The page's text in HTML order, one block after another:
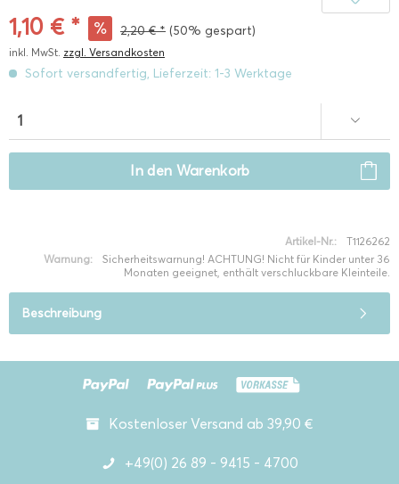
1,10 € * 2,20 € * (50% gespart)
inkl. MwSt. zzgl. Versandkosten
Sofort versandfertig, Lieferzeit: 1-3 Werktage
In den Warenkorb
Artikel-Nr.:
T1126262
Warnung:
Sicherheitswarnung! ACHTUNG! Nicht für Kinder unter 36
Monaten geeignet, enthält verschluckbare Kleinteile.
Beschreibung
Kostenloser Versand ab 39,90 €
+49(0) 26 89 - 9415 - 4700